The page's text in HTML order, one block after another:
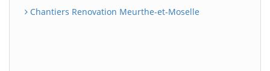
Chantiers Renovation Meurthe-et-Moselle